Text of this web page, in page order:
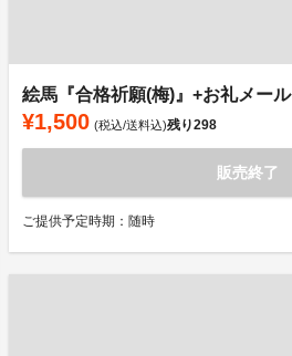
絵馬『合格祈願(梅)』+お礼メール
¥1,500 (税込/送料込)残り298
販売終了
ご提供予定時期：随時